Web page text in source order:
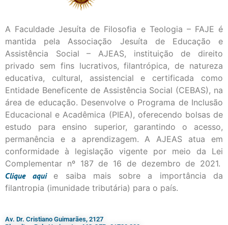
A Faculdade Jesuíta de Filosofia e Teologia – FAJE é
mantida pela Associação Jesuíta de Educação e
Assistência Social – AJEAS, instituição de direito
privado sem fins lucrativos, filantrópica, de natureza
educativa, cultural, assistencial e certificada como
Entidade Beneficente de Assistência Social (CEBAS), na
área de educação. Desenvolve o Programa de Inclusão
Educacional e Acadêmica (PIEA), oferecendo bolsas de
estudo para ensino superior, garantindo o acesso,
permanência e a aprendizagem. A AJEAS atua em
conformidade à legislação vigente por meio da Lei
Complementar nº 187 de 16 de dezembro de 2021.
Cliqueaqui
e saiba mais sobre a importância da
filantropia (imunidade tributária) para o país.
Av. Dr. Cristiano Guimarães, 2127